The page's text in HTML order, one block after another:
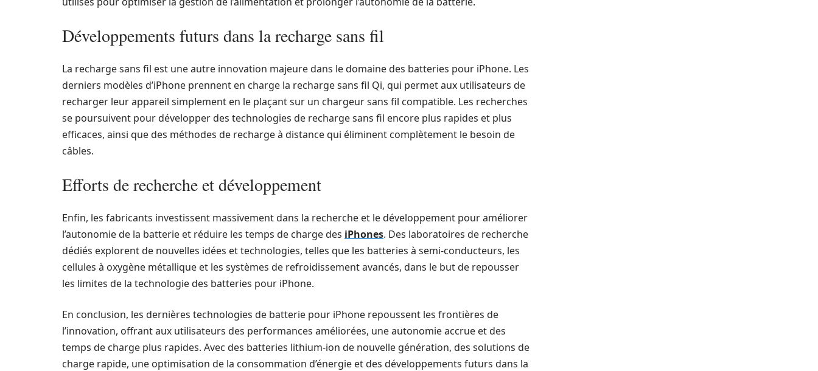
Développements futurs dans la recharge sans fil
La recharge sans fil est une autre innovation majeure dans le domaine des batteries pour iPhone. Les
derniers modèles d’iPhone prennent en charge la recharge sans fil Qi, qui permet aux utilisateurs de
recharger leur appareil simplement en le plaçant sur un chargeur sans fil compatible. Les recherches
se poursuivent pour développer des technologies de recharge sans fil encore plus rapides et plus
efficaces, ainsi que des méthodes de recharge à distance qui éliminent complètement le besoin de
câbles.
Efforts de recherche et développement
Enfin, les fabricants investissent massivement dans la recherche et le développement pour améliorer
l’autonomie de la batterie et réduire les temps de charge des iPhones. Des laboratoires de recherche
dédiés explorent de nouvelles idées et technologies, telles que les batteries à semi-conducteurs, les
cellules à oxygène métallique et les systèmes de refroidissement avancés, dans le but de repousser
les limites de la technologie des batteries pour iPhone.
En conclusion, les dernières technologies de batterie pour iPhone repoussent les frontières de
l’innovation, offrant aux utilisateurs des performances améliorées, une autonomie accrue et des
temps de charge plus rapides. Avec des batteries lithium-ion de nouvelle génération, des solutions de
charge rapide, une optimisation de la consommation d’énergie et des développements futurs dans la